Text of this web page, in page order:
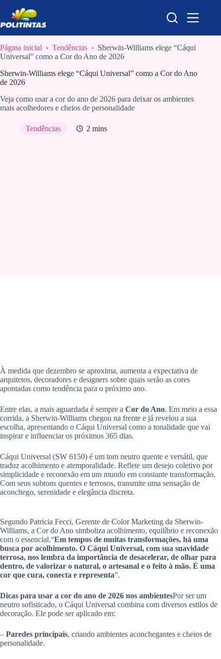
para
o
conteúdo
Página inicial › Tendências › Sherwin-Williams elege “Cáqui
Universal” como a Cor do Ano de 2026
Sherwin-Williams elege “Cáqui Universal” como a Cor do Ano
de 2026
Veja como usar a cor do ano de 2026 para deixar os ambientes
mais acolhedores e cheios de personalidade
Tendências 2 mins
À medida que dezembro se aproxima, aumenta a expectativa de
arquitetos, decoradores e designers sobre quais serão as cores
apontadas como tendência para o próximo ano.
Entre elas, a mais aguardada é sempre a Cor do Ano. Em meio a essa
corrida, a Sherwin-Williams chegou na frente e já revelou a sua
escolha, apresentando o Cáqui Universal como a tonalidade que vai
inspirar e influenciar os próximos 365 dias.
Cáqui Universal (SW 6150) é um tom neutro quente e versátil, que
traduz acolhimento e atemporalidade. Reflete um desejo coletivo por
simplicidade e reconexão em um mundo em constante transformação.
Com seus subtons quentes e terrosos, transmite uma sensação de
aconchego, serenidade e elegância discreta.
Segundo Patricia Fecci, Gerente de Color Marketing da Sherwin-
Williams, a Cor do Ano simboliza acolhimento, equilíbrio e reconexão
com o essencial.“Em tempos de muitas transformações, há uma
busca por acolhimento. O Cáqui Universal, com sua suavidade
terrosa, nos lembra da importância de desacelerar, de olhar para
dentro, de valorizar o natural, o artesanal e o feito à mão. É uma
cor que cura, conecta e representa”.
Dicas para usar a cor do ano de 2026 nos ambientesPor ser um
neutro sofisticado, o Cáqui Universal combina com diversos estilos de
decoração. Ele pode ser aplicado em:
– Paredes principais, criando ambientes aconchegantes e cheios de
personalidade.